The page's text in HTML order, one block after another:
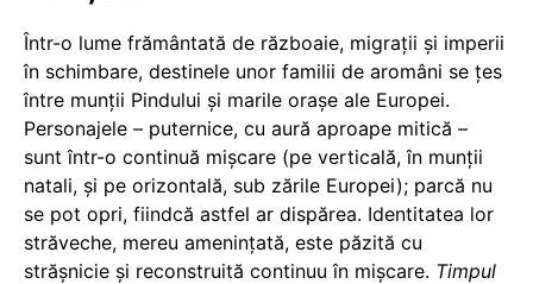
Într-o lume frământată de războaie, migrații și imperii
în schimbare, destinele unor familii de aromâni se țes
între munții Pindului și marile orașe ale Europei.
Personajele – puternice, cu aură aproape mitică –
sunt într-o continuă mișcare (pe verticală, în munții
natali, și pe orizontală, sub zările Europei); parcă nu
se pot opri, fiindcă astfel ar dispărea. Identitatea lor
străveche, mereu amenințată, este păzită cu
strășnicie și reconstruită continuu în mișcare. Timpul